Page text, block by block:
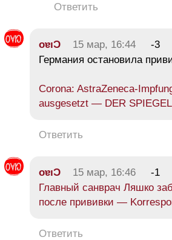
Ответить
oɐıƆ 15 мар, 16:44
-3
Германия остановила
Corona: AstraZeneca-
ausgesetzt — DER SPIEGEL
Ответить
oɐıƆ 15 мар, 16:46
-1
Главный санврач Ляшко
после прививки —
Ответить